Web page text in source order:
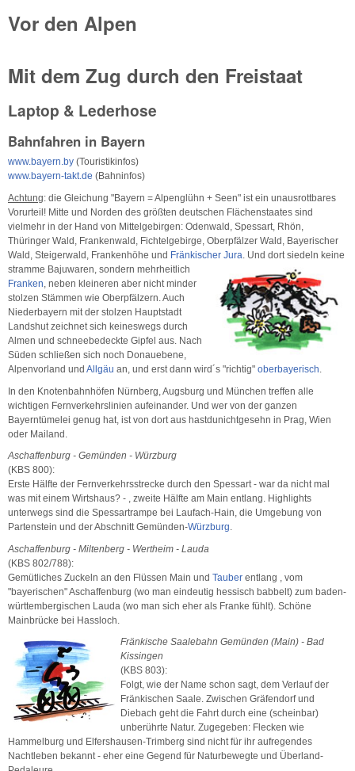
Vor den Alpen
Mit dem Zug durch den Freistaat
Laptop & Lederhose
Bahnfahren in Bayern
www.bayern.by (Touristikinfos)
www.bayern-takt.de (Bahninfos)
Achtung: die Gleichung "Bayern = Alpenglühn + Seen" ist ein unausrottbares
Vorurteil! Mitte und Norden des größten deutschen Flächenstaates sind
vielmehr in der Hand von Mittelgebirgen: Odenwald, Spessart, Rhön,
Thüringer Wald, Frankenwald, Fichtelgebirge, Oberpfälzer Wald, Bayerischer
Wald, Steigerwald, Frankenhöhe und Fränkischer Jura. Und dort siedeln keine
stramme Bajuwaren, sondern mehrheitlich
Franken, neben kleineren aber nicht minder
stolzen Stämmen wie Oberpfälzern. Auch
Niederbayern mit der stolzen Hauptstadt
Landshut zeichnet sich keineswegs durch
Almen und schneebedeckte Gipfel aus. Nach
Süden schließen sich noch Donauebene,
Alpenvorland und Allgäu an, und erst dann wird´s "richtig" oberbayerisch.
In den Knotenbahnhöfen Nürnberg, Augsburg und München treffen alle
wichtigen Fernverkehrslinien aufeinander. Und wer von der ganzen
Bayerntümelei genug hat, ist von dort aus hastdunichtgesehn in Prag, Wien
oder Mailand.
Aschaffenburg - Gemünden - Würzburg
(KBS 800):
Erste Hälfte der Fernverkehrsstrecke durch den Spessart - war da nicht mal
was mit einem Wirtshaus? - , zweite Hälfte am Main entlang. Highlights
unterwegs sind die Spessartrampe bei Laufach-Hain, die Umgebung von
Partenstein und der Abschnitt Gemünden-Würzburg.
Aschaffenburg - Miltenberg - Wertheim - Lauda
(KBS 802/788):
Gemütliches Zuckeln an den Flüssen Main und Tauber entlang , vom
"bayerischen" Aschaffenburg (wo man eindeutig hessisch babbelt) zum baden-
württembergischen Lauda (wo man sich eher als Franke fühlt). Schöne
Mainbrücke bei Hassloch.
Fränkische Saalebahn Gemünden (Main) - Bad
Kissingen
(KBS 803):
Folgt, wie der Name schon sagt, dem Verlauf der
Fränkischen Saale. Zwischen Gräfendorf und
Diebach geht die Fahrt durch eine (scheinbar)
unberührte Natur. Zugegeben: Flecken wie
Hammelburg und Elfershausen-Trimberg sind nicht für ihr aufregendes
Nachtleben bekannt - eher eine Gegend für Naturbewegte und Überland-